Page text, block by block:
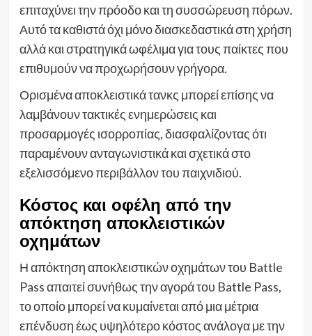
επιταχύνει την πρόοδο και τη συσσώρευση πόρων.
Αυτό τα καθιστά όχι μόνο διασκεδαστικά στη χρήση
αλλά και στρατηγικά ωφέλιμα για τους παίκτες που
επιθυμούν να προχωρήσουν γρήγορα.
Ορισμένα αποκλειστικά τανκς μπορεί επίσης να
λαμβάνουν τακτικές ενημερώσεις και
προσαρμογές ισορροπίας, διασφαλίζοντας ότι
παραμένουν ανταγωνιστικά και σχετικά στο
εξελισσόμενο περιβάλλον του παιχνιδιού.
Κόστος και οφέλη από την
απόκτηση αποκλειστικών
οχημάτων
Η απόκτηση αποκλειστικών οχημάτων του Battle
Pass απαιτεί συνήθως την αγορά του Battle Pass,
το οποίο μπορεί να κυμαίνεται από μια μέτρια
επένδυση έως υψηλότερο κόστος ανάλογα με την